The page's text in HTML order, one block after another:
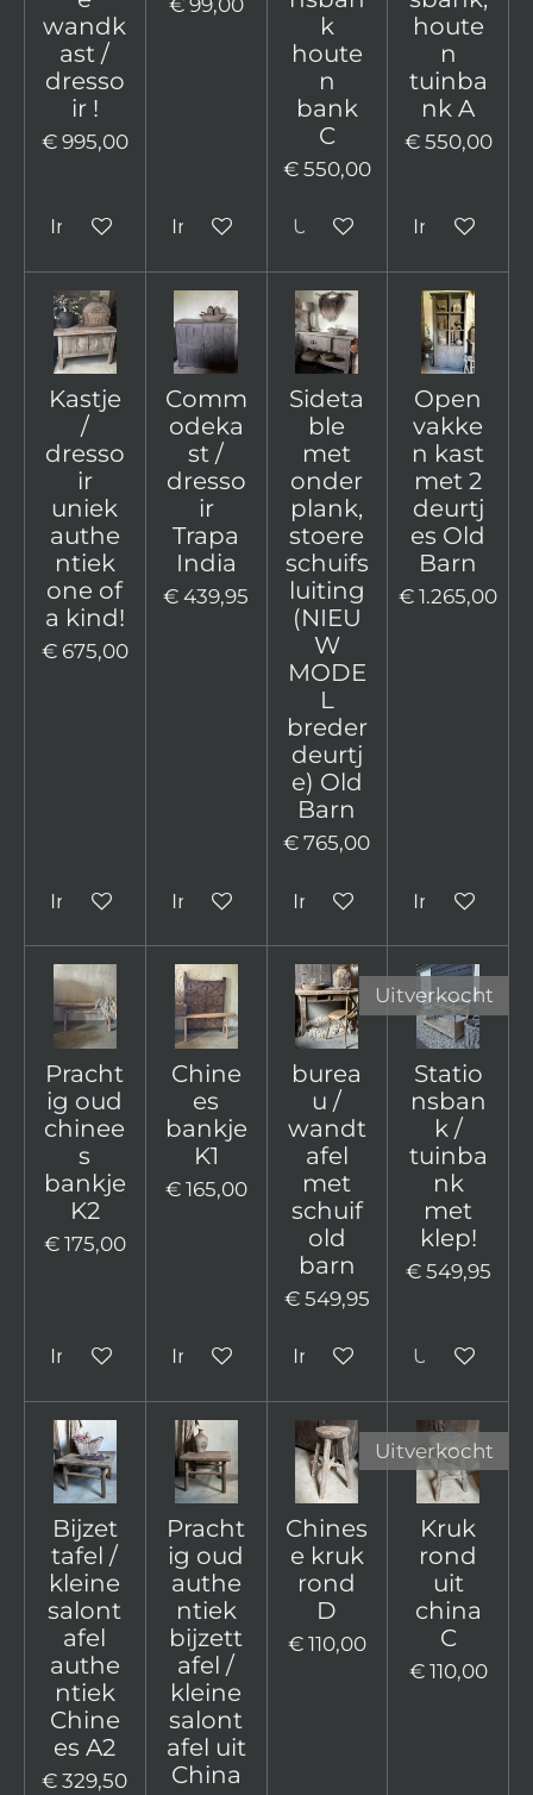
wandk
ast /
dresso
ir !
€ 995,00
In winkelwagenIn winkelwagen
k
houte
n
bank
C
€ 550,00
Uitverkocht
houte
n
tuinba
nk A
€ 550,00
In
Kastje
/
dresso
ir
uniek
authe
ntiek
one of
a kind!
€ 675,00
In winkelwagen
Comm
odeka
st /
dresso
ir
Trapa
India
€ 439,95
In winkelwagen
Sideta
ble
met
onder
plank,
stoere
schuifs
luiting
(NIEU
W
MODE
L
breder
deurtj
e) Old
Barn
€ 765,00
In winkelwagen
Open
vakke
n kast
met 2
deurtj
es Old
Barn
€ 1.265,00
In
Pracht
ig oud
chinee
s
bankje
K2
€ 175,00
In winkelwagen
Chine
es
bankje
K1
€ 165,00
In winkelwagen
burea
u /
wandt
afel
met
schuif
old
barn
€ 549,95
In winkelwagen
Uitverkocht
Statio
nsban
k /
tuinba
nk
met
klep!
€ 549,95
Uitverkocht
Bijzet
tafel /
kleine
salont
afel
authe
ntiek
Chine
es A2
€ 329,50
Pracht
ig oud
authe
ntiek
bijzett
afel /
kleine
salont
afel uit
China
Chines
e kruk
rond
D
€ 110,00
Uitverkocht
Kruk
rond
uit
china
C
€ 110,00